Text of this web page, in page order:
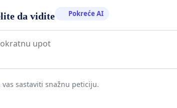
da vidite Pokreće AI
sastaviti snažnu peticiju.